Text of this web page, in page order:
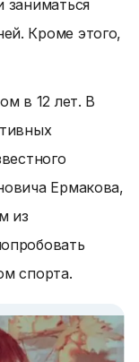
заниматься
Кроме этого,
в 12 лет. В
Ермакова,
из
спорта.